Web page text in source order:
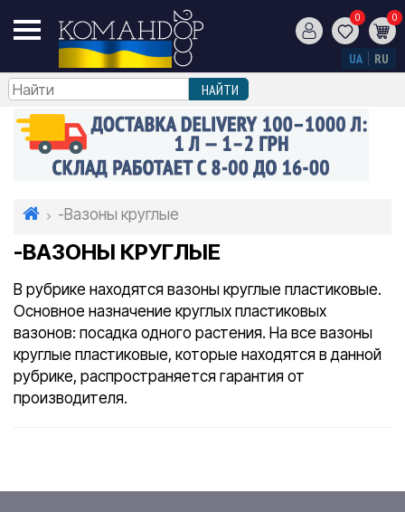
0 0
UA RU
-Вазоны круглые
-ВАЗОНЫ КРУГЛЫЕ
В рубрике находятся вазоны круглые пластиковые.
Основное назначение круглых пластиковых
вазонов: посадка одного растения. На все вазоны
круглые пластиковые, которые находятся в данной
рубрике, распространяется гарантия от
производителя.